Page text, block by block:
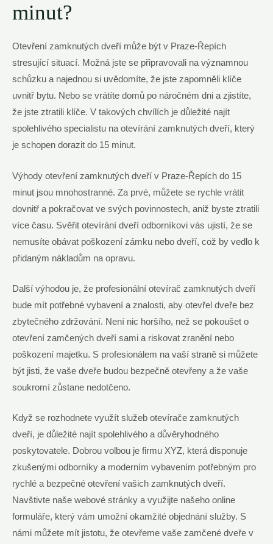
minut?
Otevření zamknutých dveří může být v Praze-Řepích
stresující situací. Možná jste se připravovali na významnou
schůzku a najednou si uvědomíte, že jste zapomněli klíče
uvnitř bytu. Nebo se vrátíte domů po náročném dni a zjistíte,
že jste ztratili klíče. V takových chvílích je důležité najít
spolehlivého specialistu na otevírání zamknutých dveří, který
je schopen dorazit do 15 minut.
Výhody otevření zamknutých dveří v Praze-Řepích do 15
minut jsou mnohostranné. Za prvé, můžete se rychle vrátit
dovnitř a pokračovat ve svých povinnostech, aniž byste ztratili
více času. Svěřit otevírání dveří odborníkovi vás ujistí, že se
nemusíte obávat poškození zámku nebo dveří, což by vedlo k
přidaným nákladům na opravu.
Další výhodou je, že profesionální otevírač zamknutých dveří
bude mít potřebné vybavení a znalosti, aby otevřel dveře bez
zbytečného zdržování. Není nic horšího, než se pokoušet o
otevření zamčených dveří sami a riskovat zranění nebo
poškození majetku. S profesionálem na vaší straně si můžete
být jisti, že vaše dveře budou bezpečně otevřeny a že vaše
soukromí zůstane nedotčeno.
Když se rozhodnete využít služeb otevírače zamknutých
dveří, je důležité najít spolehlivého a důvěryhodného
poskytovatele. Dobrou volbou je firmu XYZ, která disponuje
zkušenými odborníky a moderním vybavením potřebným pro
rychlé a bezpečné otevření vašich zamknutých dveří.
Navštivte naše webové stránky a využijte našeho online
formuláře, který vám umožní okamžité objednání služby. S
námi můžete mít jistotu, že otevřeme vaše zamčené dveře v